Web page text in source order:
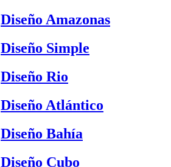
Diseño Amazonas
Diseño Simple
Diseño Rio
Diseño Atlántico
Diseño Bahía
Diseño Cubo